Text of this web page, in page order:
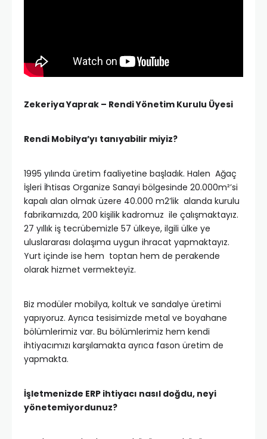
Zekeriya Yaprak – Rendi Yönetim Kurulu Üyesi
Rendi Mobilya’yı tanıyabilir miyiz?
1995 yılında üretim faaliyetine başladık. Halen Ağaç
İşleri İhtisas Organize Sanayi bölgesinde 20.000m²’si
kapalı alan olmak üzere 40.000 m2’lik alanda kurulu
fabrikamızda, 200 kişilik kadromuz ile çalışmaktayız.
27 yıllık iş tecrübemizle 57 ülkeye, ilgili ülke ye
uluslararası dolaşıma uygun ihracat yapmaktayız.
Yurt içinde ise hem toptan hem de perakende
olarak hizmet vermekteyiz.
Biz modüler mobilya, koltuk ve sandalye üretimi
yapıyoruz. Ayrıca tesisimizde metal ve boyahane
bölümlerimiz var. Bu bölümlerimiz hem kendi
ihtiyacımızı karşılamakta ayrıca fason üretim de
yapmakta.
İşletmenizde ERP ihtiyacı nasıl doğdu, neyi
yönetemiyordunuz?